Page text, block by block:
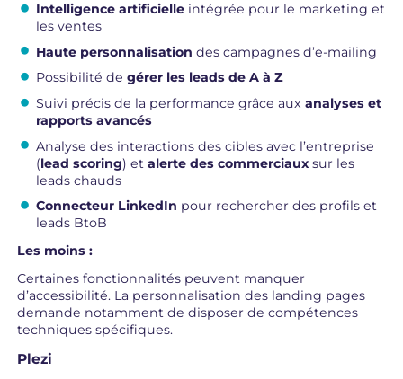
Intelligence artificielleintégrée pour le marketing et
les ventes
Haute personnalisation des campagnes d’e-mailing
Possibilité de gérer les leads de A à Z
Suivi précis de la performance grâce aux analyses et
rapports avancés
Analyse des interactions des cibles avec l’entreprise
(lead scoring) et alerte des commerciauxsur les
leads chauds
Connecteur LinkedIn pour rechercher des profils et
leads BtoB
Les moins :
Certaines fonctionnalités peuvent manquer
d’accessibilité. La personnalisation des landing pages
demande notamment de disposer de compétences
techniques spécifiques.
Plezi